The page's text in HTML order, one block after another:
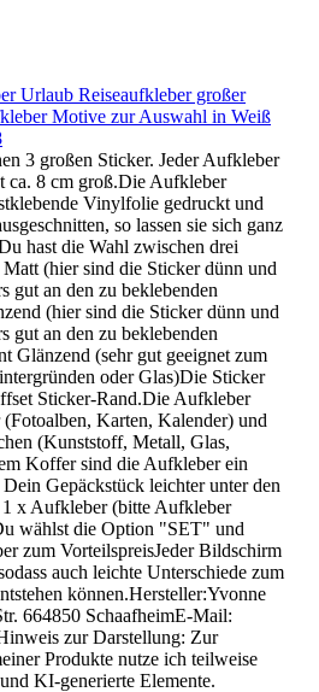
KI-generierte Elemente.
Urlaub Reiseaufkleber großer
Motive zur Auswahl in Weiß
3 großen Sticker. Jeder Aufkleber
ca. 8 cm groß.Die Aufkleber
Vinylfolie gedruckt und
so lassen sie sich ganz
hast die Wahl zwischen drei
(hier sind die Sticker dünn und
gut an den zu beklebenden
(hier sind die Sticker dünn und
gut an den zu beklebenden
Glänzend (sehr gut geeignet zum
oder Glas)Die Sticker
Sticker-Rand.Die Aufkleber
Karten, Kalender) und
(Kunststoff, Metall, Glas,
Koffer sind die Aufkleber ein
Gepäckstück leichter unter den
x Aufkleber (bitte Aufkleber
wählst die Option "SET" und
zum VorteilspreisJeder Bildschirm
auch leichte Unterschiede zum
können.Hersteller:Yvonne
664850 SchaafheimE-Mail:
zur Darstellung: Zur